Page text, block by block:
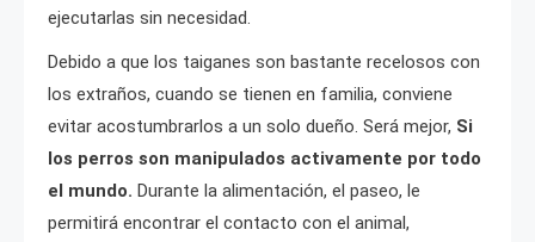
ejecutarlas sin necesidad.
Debido a que los taiganes son bastante recelosos con
los extraños, cuando se tienen en familia, conviene
evitar acostumbrarlos a un solo dueño. Será mejor, Si
los perros son manipulados activamente por todo
el mundo. Durante la alimentación, el paseo, le
permitirá encontrar el contacto con el animal,